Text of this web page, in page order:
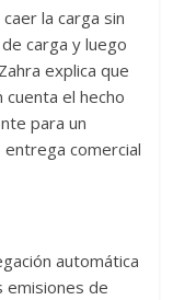
la carga sin
carga y luego
explica que
el hecho
para un
comercial
automática
emisiones de